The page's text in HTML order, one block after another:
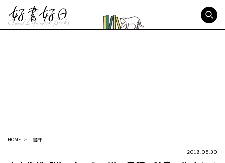
HOME 書評
2018.05.30